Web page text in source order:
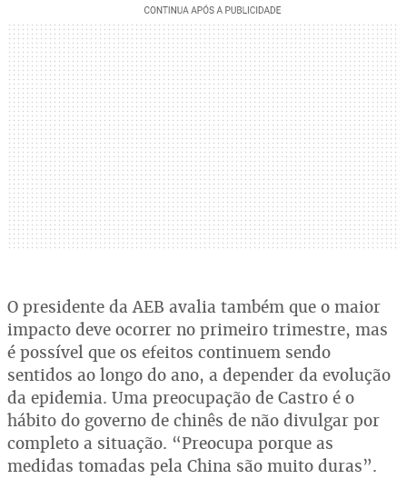
O presidente da AEB avalia também que o maior
impacto deve ocorrer no primeiro trimestre, mas
é possível que os efeitos continuem sendo
sentidos ao longo do ano, a depender da evolução
da epidemia. Uma preocupação de Castro é o
hábito do governo de chinês de não divulgar por
completo a situação. “Preocupa porque as
medidas tomadas pela China são muito duras”.